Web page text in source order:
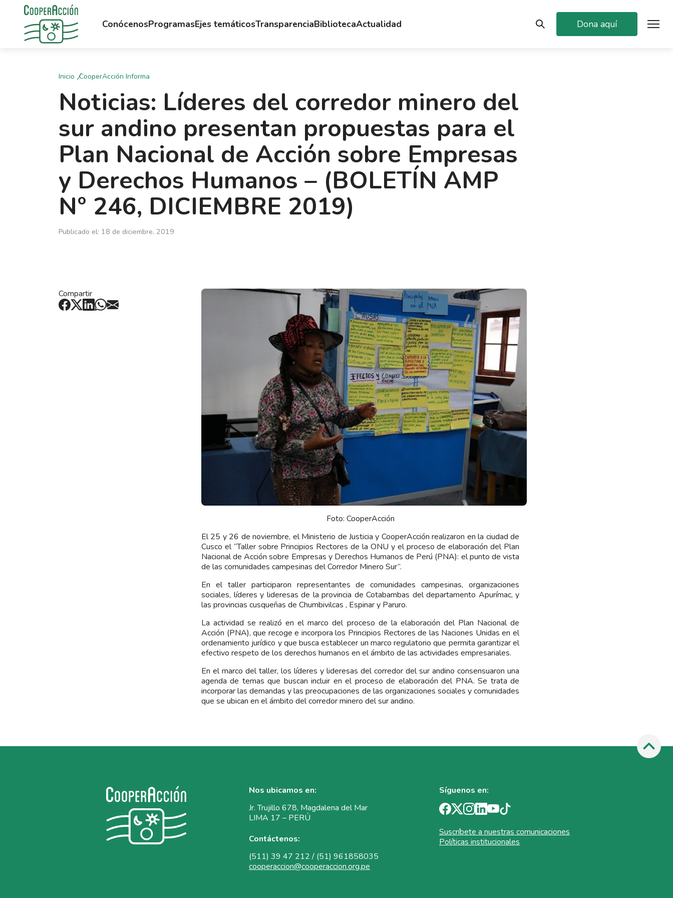
ConócenosProgramasEjes temáticosTransparenciaBibliotecaActualidad Dona aquí
Inicio CooperAcción Informa
Noticias: Líderes del corredor minero del
sur andino presentan propuestas para el
Plan Nacional de Acción sobre Empresas
y Derechos Humanos – (BOLETÍN AMP
N° 246, DICIEMBRE 2019)
Publicado el: 18 de diciembre, 2019
Compartir
Foto: CooperAcción
El 25 y 26 de noviembre, el Ministerio de Justicia y CooperAcción realizaron en la ciudad de
Cusco el “Taller sobre Principios Rectores de la ONU y el proceso de elaboración del Plan
Nacional de Acción sobre Empresas y Derechos Humanos de Perú (PNA): el punto de vista
de las comunidades campesinas del Corredor Minero Sur”.
En el taller participaron representantes de comunidades campesinas, organizaciones
sociales, líderes y lideresas de la provincia de Cotabambas del departamento Apurímac, y
las provincias cusqueñas de Chumbivilcas , Espinar y Paruro.
La actividad se realizó en el marco del proceso de la elaboración del Plan Nacional de
Acción (PNA), que recoge e incorpora los Principios Rectores de las Naciones Unidas en el
ordenamiento jurídico y que busca establecer un marco regulatorio que permita garantizar el
efectivo respeto de los derechos humanos en el ámbito de las actividades empresariales.
En el marco del taller, los líderes y lideresas del corredor del sur andino consensuaron una
agenda de temas que buscan incluir en el proceso de elaboración del PNA. Se trata de
incorporar las demandas y las preocupaciones de las organizaciones sociales y comunidades
que se ubican en el ámbito del corredor minero del sur andino.
Nos ubicamos en:
Jr. Trujillo 678, Magdalena del Mar
LIMA 17 – PERÚ
Contáctenos:
(511) 39 47 212 / (51) 961858035
cooperaccion@cooperaccion.org.pe
Síguenos en:
Suscríbete a nuestras comunicaciones
Políticas institucionales